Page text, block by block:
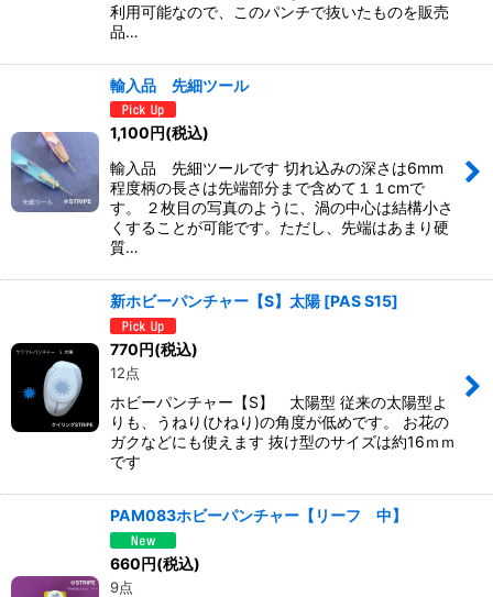
利用可能なので、このパンチで抜いたものを販売
品…
輸入品 先細ツール
1,100 円(税込)
輸入品 先細ツールです 切れ込みの深さは6mm
程度柄の長さは先端部分まで含めて１１cmで
す。 ２枚目の写真のように、渦の中心は結構小さ
くすることが可能です。ただし、先端はあまり硬
質…
新ホビーパンチャー【S】太陽 [PAS S15]
770円(税込)
12点
ホビーパンチャー【S】 太陽型 従来の太陽型よ
りも、うねり(ひねり)の角度が低めです。 お花の
ガクなどにも使えます 抜け型のサイズは約16ｍｍ
です
PAM083ホビーパンチャー【リーフ 中】
660円(税込)
9点